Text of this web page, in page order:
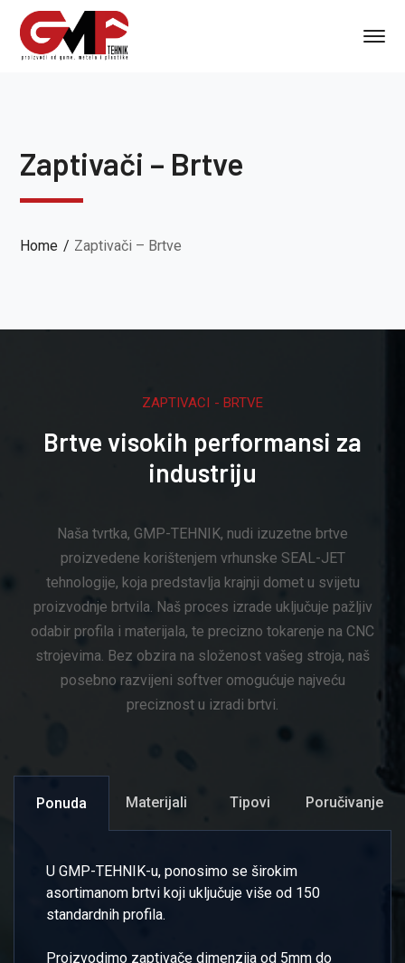
Zaptivači – Brtve
Home Zaptivači – Brtve
ZAPTIVACI - BRTVE
Brtve visokih performansi za
industriju
Naša tvrtka, GMP-TEHNIK, nudi izuzetne brtve
proizvedene korištenjem vrhunske SEAL-JET
tehnologije, koja predstavlja krajnji domet u svijetu
proizvodnje brtvila. Naš proces izrade uključuje pažljiv
odabir profila i materijala, te precizno tokarenje na CNC
strojevima. Bez obzira na složenost vašeg stroja, naš
posebno razvijeni softver omogućuje najveću
preciznost u izradi brtvi.
Ponuda Materijali Tipovi Poručivanje
U GMP-TEHNIK-u, ponosimo se širokim
asortimanom brtvi koji uključuje više od 150
standardnih profila.
Proizvodimo zaptivače dimenzija od 5mm do